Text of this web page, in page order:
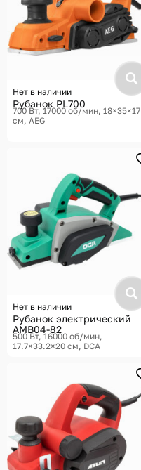
Нет в наличии
Рубанок PL700
700 Вт, 17000 об/мин, 18×35×17
см AEG
Нет в наличии
Рубанок электрический
AMB04-82
500 Вт, 16000 об/мин,
17.7×33.2×20 см DCA